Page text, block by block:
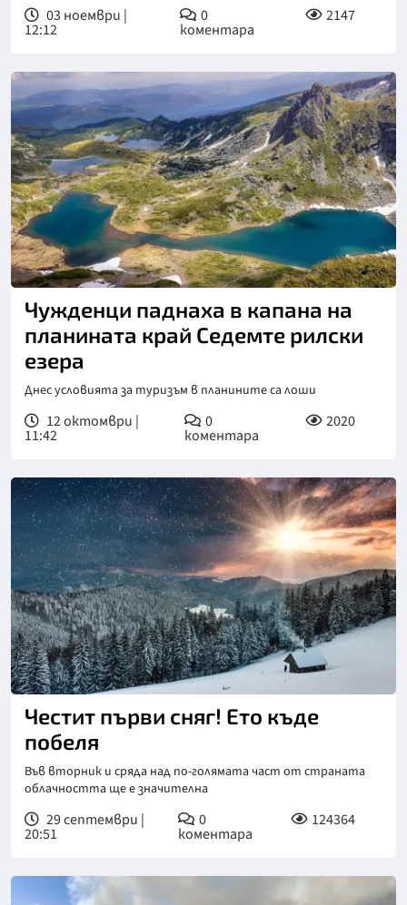
03 ноември |
12:12
0
коментара
2147
Чужденци паднаха в капана на
планината край Седемте рилски
езера
Днес условията за туризъм в планините са лоши
12 октомври |
11:42
0
коментара
2020
Честит първи сняг! Ето къде
побеля
Във вторник и сряда над по-голямата част от страната
облачността ще е значителна
29 септември |
20:51
0
коментара
124364